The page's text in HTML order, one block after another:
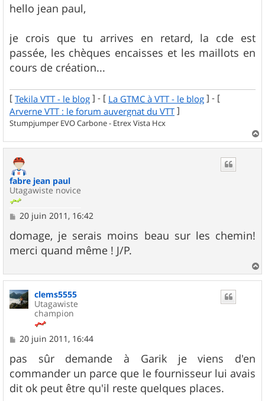
s
s
g
e
hello jean paul,
je crois que tu arrives en retard, la cde est
passée, les chèques encaisses et les maillots en
cours de création...
[ Tekila VTT - le blog ] - [ La GTMC à VTT - le blog ] - [
Arverne VTT : le forum auvergnat du VTT ]
Stumpjumper EVO Carbone - Etrex Vista Hcx
a
fabre jean paul
Utagawiste novice
M
s
s
a
e
20 juin 2011, 16:42
domage, je serais moins beau sur les chemin!
merci quand même ! J/P.
a
clems5555
Utagawiste
champion
M
s
s
a
g
e
20 juin 2011, 16:44
pas sûr demande à Garik je viens d'en
commander un parce que le fournisseur lui avais
dit ok peut être qu'il reste quelques places.